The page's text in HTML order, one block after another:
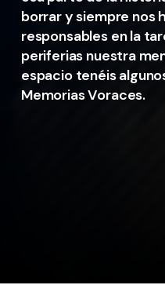
borrar y siempre nos
responsables en la
periferias nuestra
espacio tenéis
Memorias Voraces.